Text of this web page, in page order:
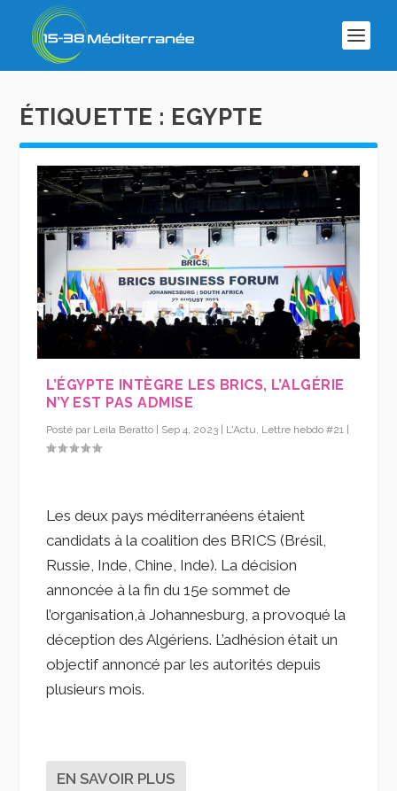
ÉTIQUETTE : EGYPTE
L’ÉGYPTE INTÈGRE LES BRICS, L’ALGÉRIE
N’Y EST PAS ADMISE
Posté par Leila Beratto | Sep 4, 2023 | L'Actu Lettre hebdo #21 |
Les deux pays méditerranéens étaient
candidats à la coalition des BRICS (Brésil,
Russie, Inde, Chine, Inde). La décision
annoncée à la fin du 15e sommet de
l’organisation,à Johannesburg, a provoqué la
déception des Algériens. L’adhésion était un
objectif annoncé par les autorités depuis
plusieurs mois.
EN SAVOIR PLUS